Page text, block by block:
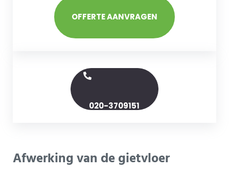
OFFERTE AANVRAGEN
020-3709151
Afwerking van de gietvloer